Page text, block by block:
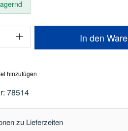
Gib denIn den
hinzufügen
78514
zu Lieferzeiten